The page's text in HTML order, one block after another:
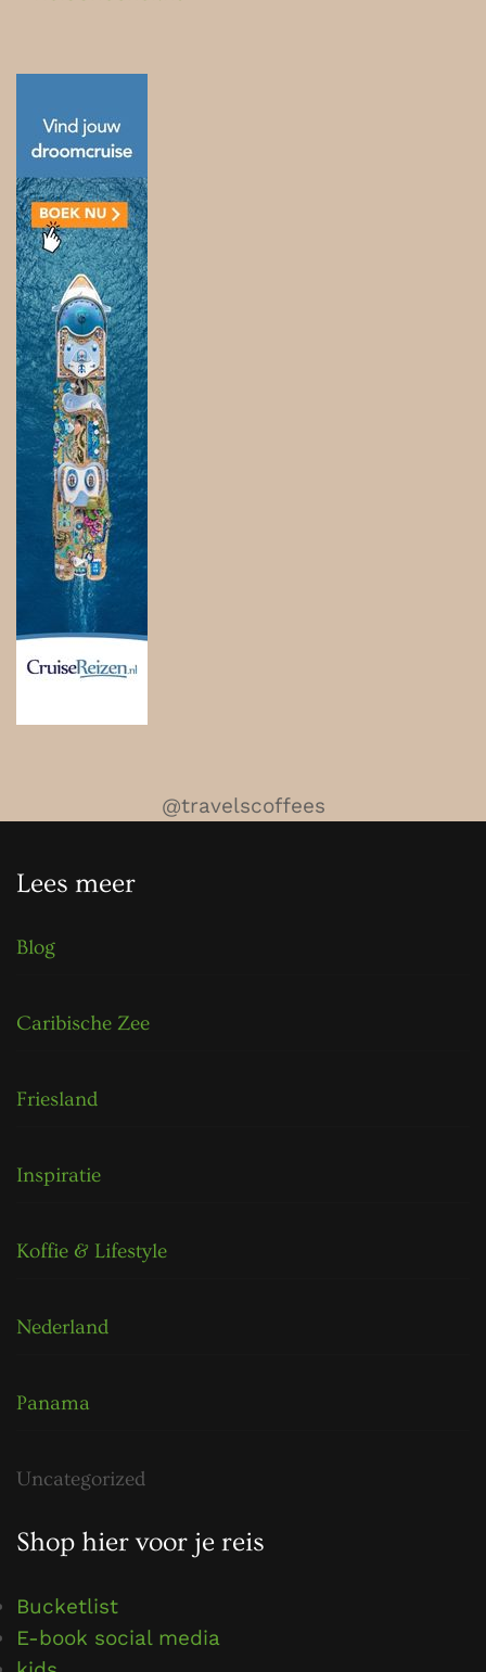
@travelscoffees
Lees meer
Blog
Caribische Zee
Friesland
Inspiratie
Koffie & Lifestyle
Nederland
Panama
Uncategorized
Shop hier voor je reis
Bucketlist
E-book social media